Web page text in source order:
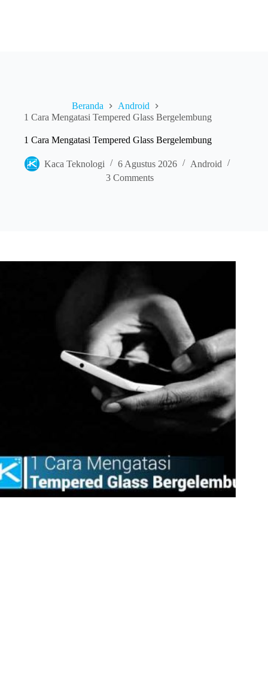
Beranda
Android
1 Cara Mengatasi Tempered Glass Bergelembung
1 Cara Mengatasi Tempered Glass Bergelembung
Kaca Teknologi 6 Agustus 2026
Android
3 Comments